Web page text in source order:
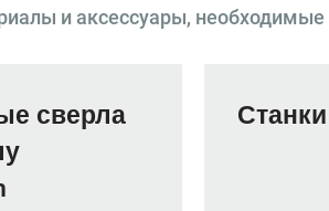
и аксессуары,
сверла